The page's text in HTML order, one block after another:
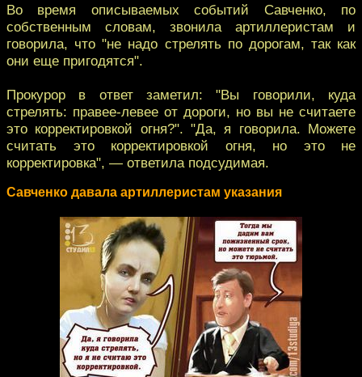
Во время описываемых событий Савченко, по
собственным словам, звонила артиллеристам и
говорила, что "не надо стрелять по дорогам, так как
они еще пригодятся".
Прокурор в ответ заметил: "Вы говорили, куда
стрелять: правее-левее от дороги, но вы не считаете
это корректировкой огня?". "Да, я говорила. Можете
считать это корректировкой огня, но это не
корректировка", — ответила подсудимая.
Савченко давала артиллеристам указания